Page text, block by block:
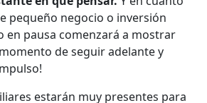
pequeño negocio o inversión
en pausa comenzará a mostrar
de seguir adelante y
estarán muy presentes para